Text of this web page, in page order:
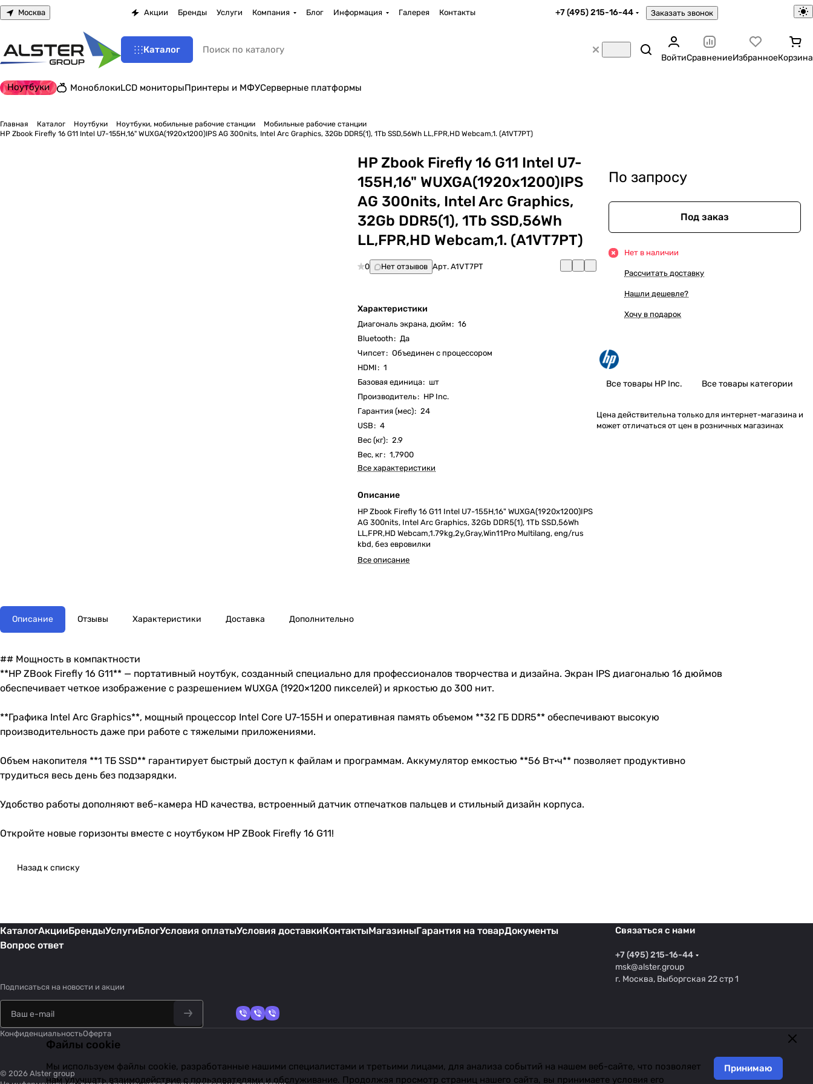
Москва Акции Бренды Услуги Компания Блог Информация Галерея Контакты +7 (495) 215-16-44 Заказать звонок
Каталог
ВойтиСравнениеИзбранноеКорзина
Ноутбуки МоноблокиLCD мониторыПринтеры и МФУСерверные платформы
Главная Каталог Ноутбуки Ноутбуки, мобильные рабочие станции
Мобильные рабочие станции
HP Zbook Firefly 16 G11 Intel U7-155H,16" WUXGA(1920x1200)IPS AG 300nits, Intel Arc Graphics, 32Gb DDR5(1), 1Tb SSD,56Wh LL,FPR,HD Webcam,1. (A1VT7PT)
HP Zbook Firefly 16 G11 Intel U7-
155H,16" WUXGA(1920x1200)IPS
AG 300nits, Intel Arc Graphics,
32Gb DDR5(1), 1Tb SSD,56Wh
LL,FPR,HD Webcam,1. (A1VT7PT)
0 Нет отзывов Арт.A1VT7PT
Характеристики
Диагональ экрана, дюйм: 16
Bluetooth: Да
Чипсет: Объединен с процессором
HDMI: 1
Базовая единица: шт
Производитель: HP Inc.
Гарантия (мес): 24
USB: 4
Вес (кг): 2.9
Вес, кг: 1,7900
Все характеристики
Описание
HP Zbook Firefly 16 G11 Intel U7-155H,16" WUXGA(1920x1200)IPS
AG 300nits, Intel Arc Graphics, 32Gb DDR5(1), 1Tb SSD,56Wh
LL,FPR,HD Webcam,1.79kg,2y,Gray,Win11Pro Multilang, eng/rus
kbd, без евровилки
Все описание
По запросу
Под заказ
Нет в наличии
Рассчитать доставку
Нашли дешевле?
Хочу в подарок
Все товары HP Inc. Все товары категории
Цена действительна только для интернет-магазина и
может отличаться от цен в розничных магазинах
Описание Отзывы Характеристики Доставка Дополнительно
## Мощность в компактности
**HP ZBook Firefly 16 G11** — портативный ноутбук, созданный специально для профессионалов творчества и дизайна. Экран IPS диагональю 16 дюймов
обеспечивает четкое изображение с разрешением WUXGA (1920×1200 пикселей) и яркостью до 300 нит.
**Графика Intel Arc Graphics**, мощный процессор Intel Core U7-155H и оперативная память объемом **32 ГБ DDR5** обеспечивают высокую
производительность даже при работе с тяжелыми приложениями.
Объем накопителя **1 ТБ SSD** гарантирует быстрый доступ к файлам и программам. Аккумулятор емкостью **56 Вт·ч** позволяет продуктивно
трудиться весь день без подзарядки.
Удобство работы дополняют веб-камера HD качества, встроенный датчик отпечатков пальцев и стильный дизайн корпуса.
Откройте новые горизонты вместе с ноутбуком HP ZBook Firefly 16 G11!
Назад к списку
КаталогАкцииБрендыУслугиБлогУсловия оплатыУсловия доставкиКонтактыМагазиныГарантия на товарДокументы
Вопрос ответ
Подписаться на новости и акции
Связаться с нами
+7 (495) 215-16-44
msk@alster.group
г. Москва, Выборгская 22 стр 1
КонфиденциальностьОферта
© 2026 Alster group
Файлы cookie
Мы используем файлы cookie, разработанные нашими специалистами и третьими лицами, для анализа событий на нашем веб-сайте, что позволяет
нам улучшать взаимодействие с пользователями и обслуживание. Продолжая просмотр страниц нашего сайта, вы принимаете условия его
Принимаю